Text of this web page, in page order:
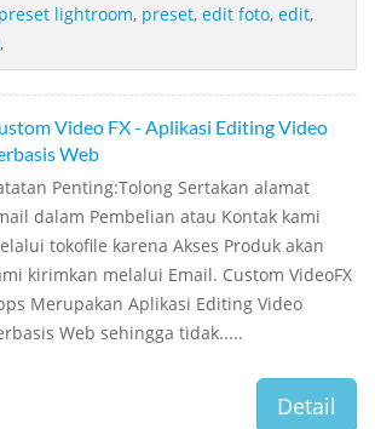
preset lightroom, preset, edit foto, edit,
,
Video FX - Aplikasi Editing Video
Web
Penting:Tolong Sertakan alamat
dalam Pembelian atau Kontak kami
tokofile karena Akses Produk akan
kirimkan melalui Email. Custom VideoFX
Merupakan Aplikasi Editing Video
Web sehingga tidak.....
Detail